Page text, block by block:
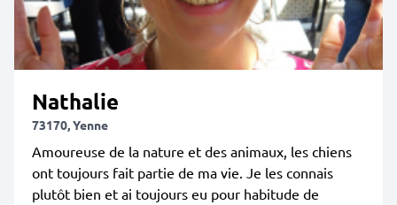
Nathalie
73170, Yenne
Amoureuse de la nature et des animaux, les chiens
ont toujours fait partie de ma vie. Je les connais
plutôt bien et ai toujours eu pour habitude de